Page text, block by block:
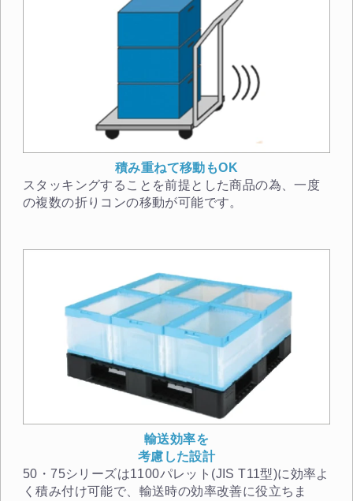
積み重ねて移動もOK
スタッキングすることを前提とした商品の為、一度
の複数の折りコンの移動が可能です。
輸送効率を
考慮した設計
50・75シリーズは1100パレット(JIS T11型)に効率よ
く積み付け可能で、輸送時の効率改善に役立ちま